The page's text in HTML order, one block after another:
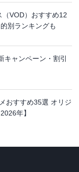
（VOD）おすすめ12
別ランキングも
キャンペーン・割引
おすすめ35選 オリジ
年】